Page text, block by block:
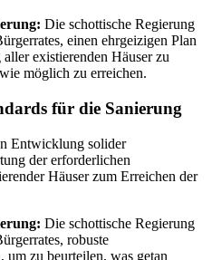
Die schottische Regierung
einen ehrgeizigen Plan
existierenden Häuser zu
möglich zu erreichen.
für die Sanierung
Entwicklung solider
der erforderlichen
Häuser zum Erreichen der
Die schottische Regierung
robuste
um zu beurteilen, was getan